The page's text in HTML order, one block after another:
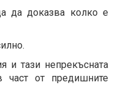
да доказва колко е
и тази непрекъсната
от предишните